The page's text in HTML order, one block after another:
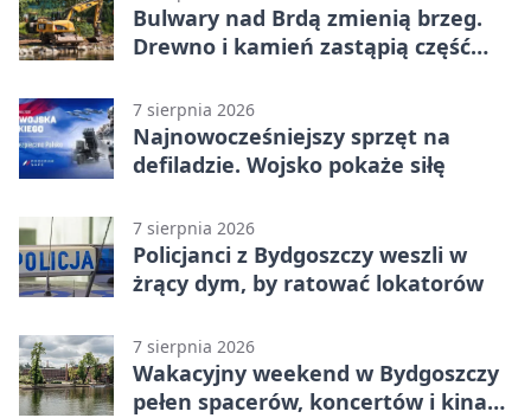
Bulwary nad Brdą zmienią brzeg.
Drewno i kamień zastąpią część
7 sierpnia 2026
Najnowocześniejszy sprzęt na
defiladzie. Wojsko pokaże siłę
7 sierpnia 2026
Policjanci z Bydgoszczy weszli w
żrący dym, by ratować lokatorów
7 sierpnia 2026
Wakacyjny weekend w Bydgoszczy
pełen spacerów, koncertów i kina